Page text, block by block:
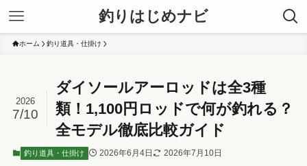
釣りはじめナビ
ホーム 釣り道具・仕掛け
ダイソールアーロッドは全3種
類！1,100円ロッドで何が釣れる？
全モデル徹底比較ガイド
2026
7/10
釣り道具・仕掛け 2026年6月4日 2026年7月10日